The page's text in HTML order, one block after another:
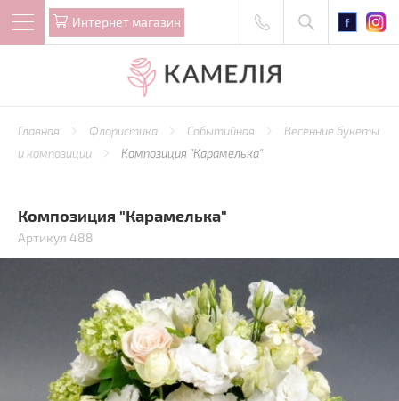
Интернет магазин
Главная Флористика Событийная
Весенние букеты
и композиции
Композиция "Карамелька"
Композиция "Карамелька"
Артикул 488